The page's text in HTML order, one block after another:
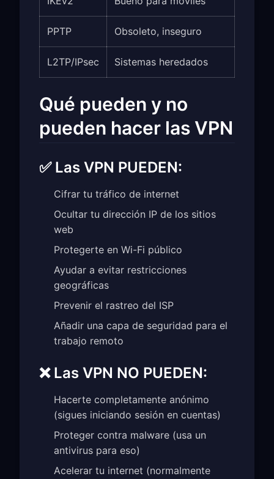
PPTP Obsoleto, inseguro
L2TP/IPsec Sistemas heredados
Qué pueden y no
pueden hacer las VPN
✅ Las VPN PUEDEN:
Cifrar tu tráfico de internet
Ocultar tu dirección IP de los sitios
web
Protegerte en Wi-Fi público
Ayudar a evitar restricciones
geográficas
Prevenir el rastreo del ISP
Añadir una capa de seguridad para el
trabajo remoto
❌ Las VPN NO PUEDEN:
Hacerte completamente anónimo
(sigues iniciando sesión en cuentas)
Proteger contra malware (usa un
antivirus para eso)
Acelerar tu internet (normalmente